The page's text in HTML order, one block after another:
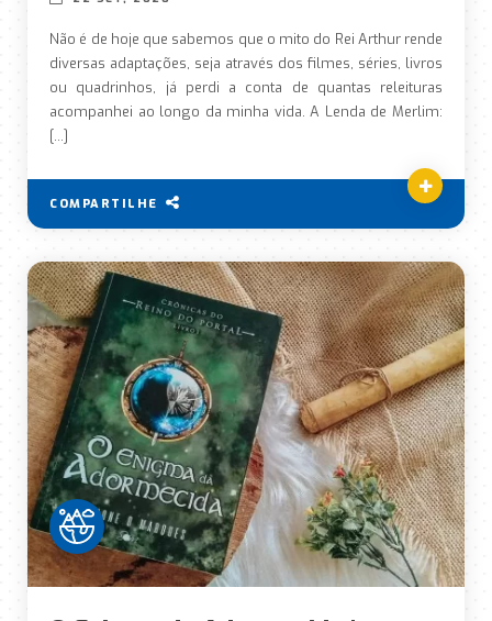
Não é de hoje que sabemos que o mito do Rei Arthur rende
diversas adaptações, seja através dos filmes, séries, livros
ou quadrinhos, já perdi a conta de quantas releituras
acompanhei ao longo da minha vida. A Lenda de Merlim:
[…]
COMPARTILHE